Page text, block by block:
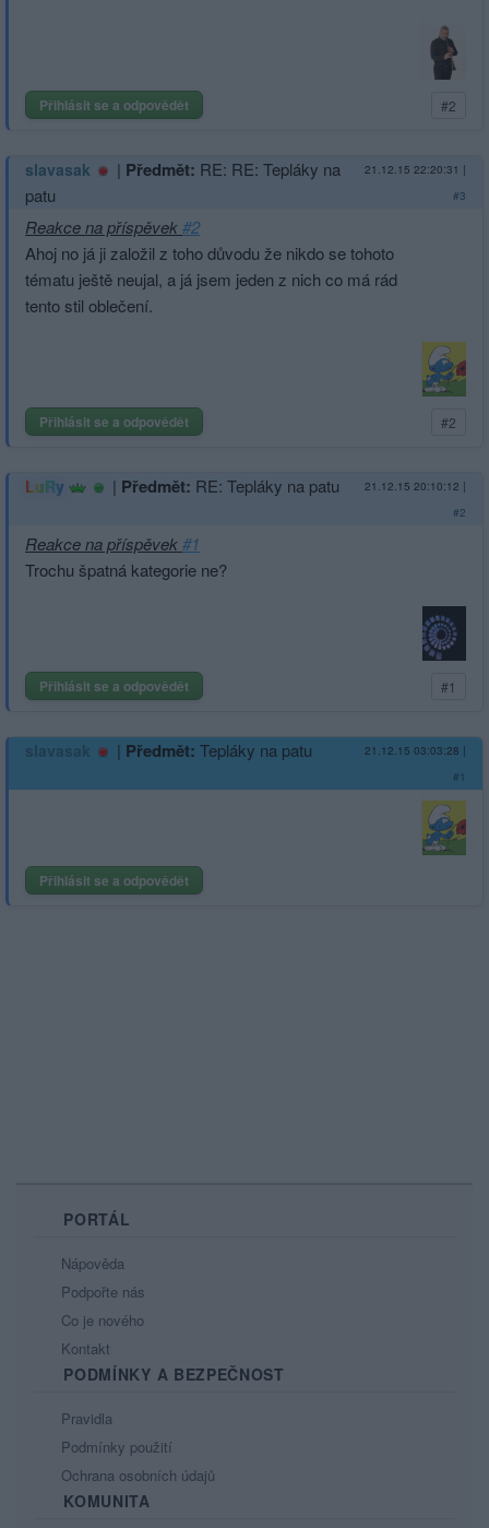
Přihlásit se a odpovědět #2
slavasak | Předmět: RE: RE: Tepláky na
patu
21.12.15 22:20:31 |
#3
Reakce na příspěvek#2
Ahoj no já ji založil z toho důvodu že nikdo se tohoto
tématu ještě neujal, a já jsem jeden z nich co má rád
tento stil oblečení.
Přihlásit se a odpovědět #2
LuRy | Předmět: RE: Tepláky na patu 21.12.15 20:10:12 |
#2
Reakce na příspěvek#1
Trochu špatná kategorie ne?
Přihlásit se a odpovědět #1
slavasak | Předmět: Tepláky na patu 21.12.15 03:03:28 |
#1
Přihlásit se a odpovědět
PORTÁL
Nápověda
Podpořte nás
Co je nového
Kontakt
PODMÍNKY A BEZPEČNOST
Pravidla
Podmínky použití
Ochrana osobních údajů
KOMUNITA